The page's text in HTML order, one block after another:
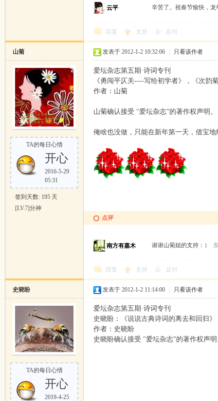
云平 辛苦了。祝春节愉快，
回复 支持 反对
山菊
TA的每日心情
开心
2016-5-29
05:31
签到天数: 195 天
[LV.7]分神
发表于 2012-1-2 10:32:06 只看该作者
爱坛杂志第五期·诗词专刊
《勇闯平仄关----写给初学者》，《次韵
作者：山菊
山菊确认接受 "爱坛杂志”的著作权声明。
俺啥也没做，只能在新年第一天，借宝
点评
南方有嘉木 谢谢山菊姐的支持：）
回复 支持 反对
史晓盼
TA的每日心情
开心
2019-4-25
发表于 2012-1-2 11:14:00 只看该作者
爱坛杂志第五期·诗词专刊
史晓盼：《说说古典诗词的离去和回归》
作者：史晓盼
史晓盼确认接受 "爱坛杂志”的著作权声